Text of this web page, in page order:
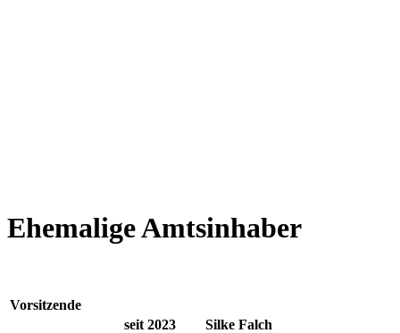
Ehemalige Amtsinhaber
Vorsitzende
seit 2023
Silke Falch